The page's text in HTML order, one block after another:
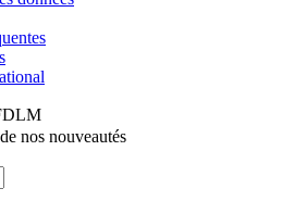
nos nouveautés